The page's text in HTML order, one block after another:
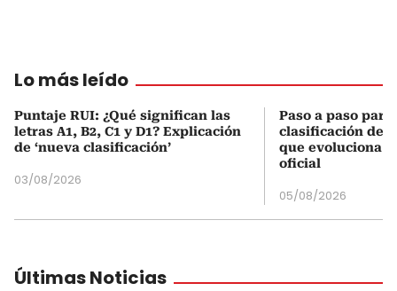
Lo más leído
Puntaje RUI: ¿Qué significan las
letras A1, B2, C1 y D1? Explicación
de ‘nueva clasificación’
03/08/2026
Paso a paso
clasificación del
que evoluciona
oficial
05/08/2026
Últimas Noticias